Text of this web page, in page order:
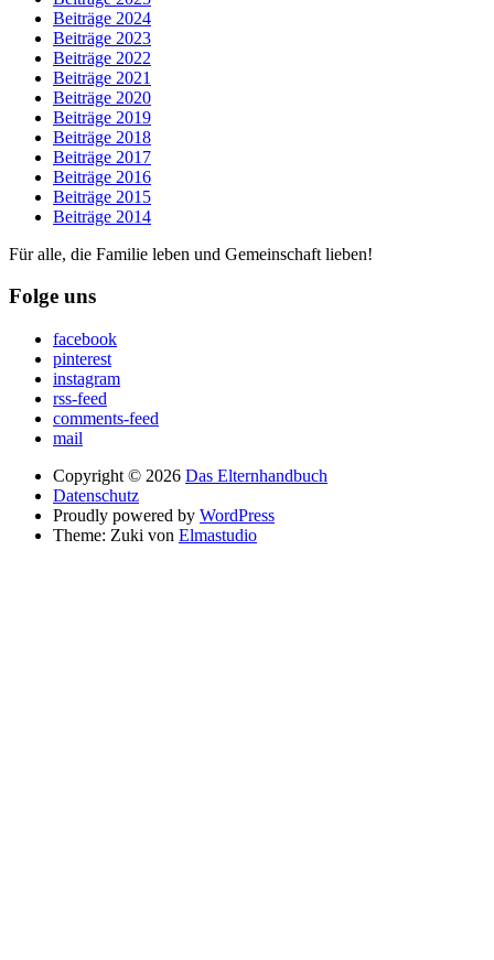
Beiträge 2024
Beiträge 2023
Beiträge 2022
Beiträge 2021
Beiträge 2020
Beiträge 2019
Beiträge 2018
Beiträge 2017
Beiträge 2016
Beiträge 2015
Beiträge 2014
Für alle, die Familie leben und Gemeinschaft lieben!
Folge uns
facebook
pinterest
instagram
rss-feed
comments-feed
mail
Copyright © 2026 Das Elternhandbuch
Datenschutz
Proudly powered by WordPress
Theme: Zuki von Elmastudio